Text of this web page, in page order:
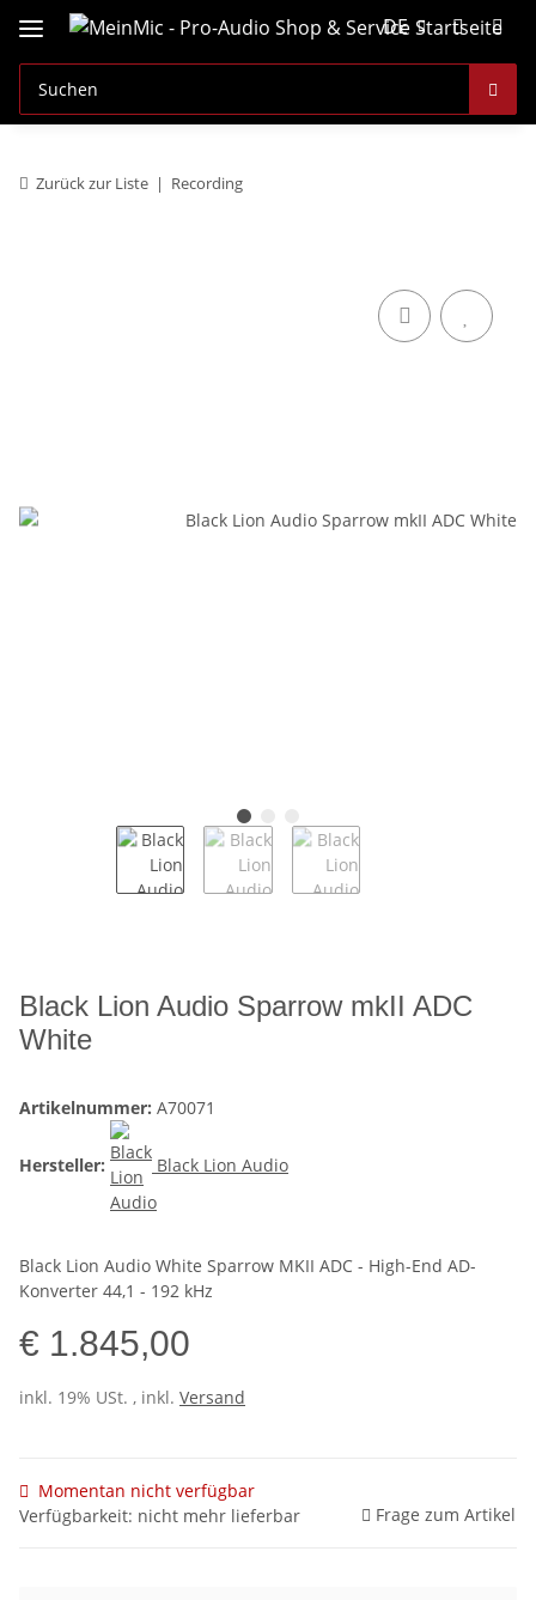
DE
Zurück zur Liste Recording
Black Lion Audio Sparrow mkII ADC
White
Artikelnummer: A70071
Hersteller: Black Lion Audio
Black Lion Audio White Sparrow MKII ADC - High-End AD-
Konverter 44,1 - 192 kHz
€ 1.845,00
inkl. 19% USt. , inkl. Versand
Momentan nicht verfügbar
Verfügbarkeit: nicht mehr lieferbar
Frage zum Artikel